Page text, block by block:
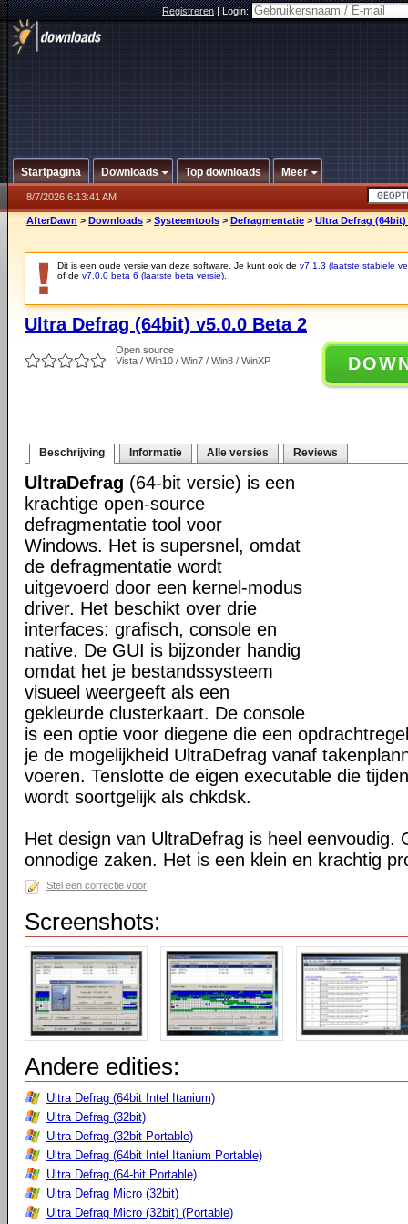
Registreren|Login:
Startpagina Downloads Top downloads Meer
8/7/2026 6:13:41 AM
AfterDawn > Downloads > Systeemtools > Defragmentatie > Ultra Defrag (64bit)
Dit is een oude versie van deze software. Je kunt ook de v7.1.3 (laatste stabiele
of de v7.0.0 beta 6 (laatste beta versie)
Ultra Defrag (64bit) v5.0.0 Beta 2
Open source
Vista / Win10 / Win7 / Win8 / WinXP
Beschrijving Informatie Alle versies Reviews
UltraDefrag (64-bit versie) is een
krachtige open-source
defragmentatie tool voor
Windows. Het is supersnel, omdat
de defragmentatie wordt
uitgevoerd door een kernel-modus
driver. Het beschikt over drie
interfaces: grafisch, console en
native. De GUI is bijzonder handig
omdat het je bestandssysteem
visueel weergeeft als een
gekleurde clusterkaart. De console
is een optie voor diegene die een
je de mogelijkheid UltraDefrag vanaf
voeren. Tenslotte de eigen executable die
wordt soortgelijk als chkdsk.
Het design van UltraDefrag is heel eenvoudig.
onnodige zaken. Het is een klein en krachtig
Stel een correctie voor
Screenshots:
Andere edities:
Ultra Defrag (64bit Intel Itanium)
Ultra Defrag (32bit)
Ultra Defrag (32bit Portable)
Ultra Defrag (64bit Intel Itanium Portable)
Ultra Defrag (64-bit Portable)
Ultra Defrag Micro (32bit)
Ultra Defrag Micro (32bit) (Portable)